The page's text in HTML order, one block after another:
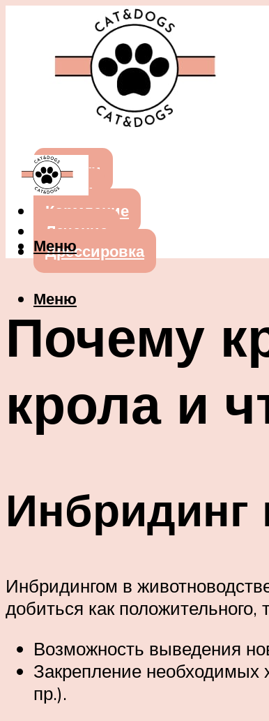
Собаки
Кошки
Кормление
Лечение
Дрессировка
Меню
Меню
Почему
крола и
Инбридинг
Инбридингом в
добиться как
Возможность выведения
Закрепление необходимых
пр.).